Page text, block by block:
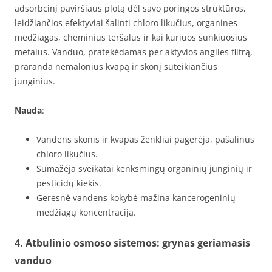
adsorbcinį paviršiaus plotą dėl savo poringos struktūros,
leidžiančios efektyviai šalinti chloro likučius, organines
medžiagas, cheminius teršalus ir kai kuriuos sunkiuosius
metalus. Vanduo, pratekėdamas per aktyvios anglies filtrą,
praranda nemalonius kvapą ir skonį suteikiančius
junginius.
Nauda:
Vandens skonis ir kvapas ženkliai pagerėja, pašalinus
chloro likučius.
Sumažėja sveikatai kenksmingų organinių junginių ir
pesticidų kiekis.
Geresnė vandens kokybė mažina kancerogeninių
medžiagų koncentraciją.
4. Atbulinio osmoso sistemos: grynas geriamasis
vanduo